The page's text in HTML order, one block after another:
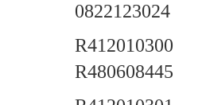
0822123024
R412010300
R480608445